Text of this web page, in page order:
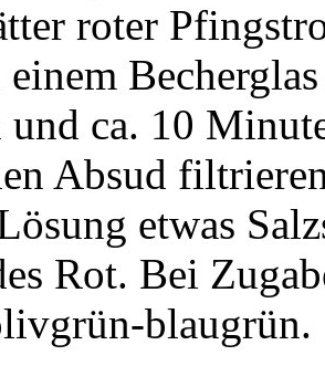
roter
und ca. 10
Absud
etwas
Rot. Bei
blaugrün.